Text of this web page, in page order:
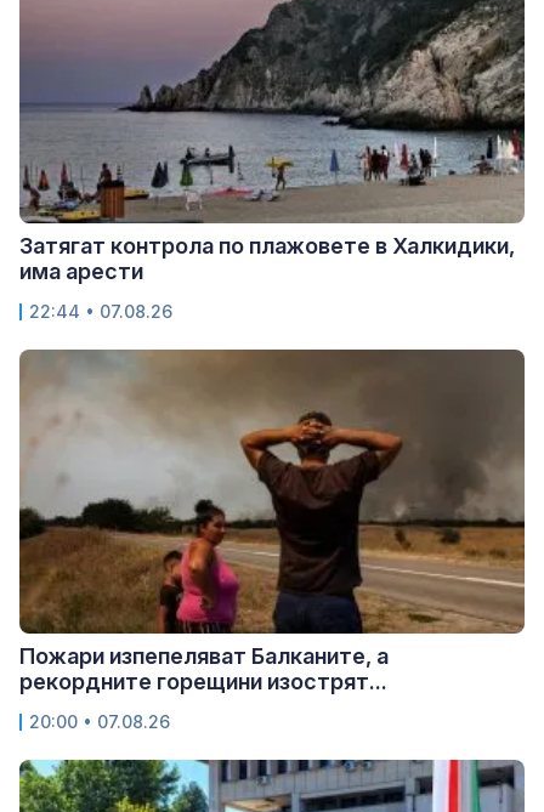
Затягат контрола по плажовете в Халкидики,
има арести
22:44 • 07.08.26
Пожари изпепеляват Балканите, а
рекордните горещини изострят...
20:00 • 07.08.26